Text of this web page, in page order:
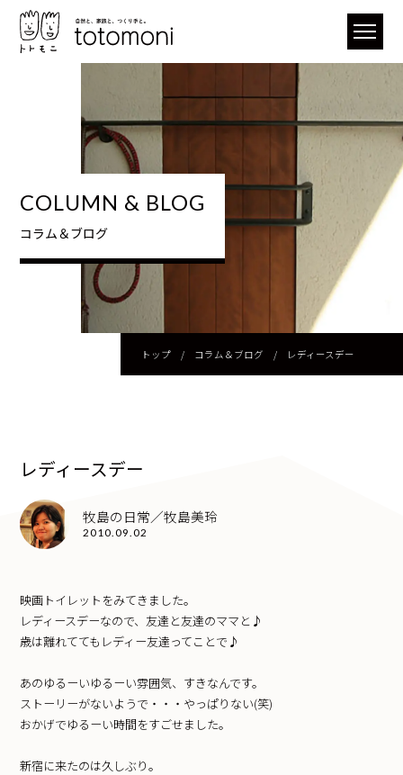
COLUMN & BLOG
コラム＆ブログ
トップ/ コラム＆ブログ / レディースデー
レディースデー
牧島の日常／牧島美玲
2010.09.02
映画トイレットをみてきました。
レディースデーなので、友達と友達のママと♪
歳は離れててもレディー友達ってことで♪
あのゆるーいゆるーい雰囲気、すきなんです。
ストーリーがないようで・・・やっぱりない(笑)
おかげでゆるーい時間をすごせました。
新宿に来たのは久しぶり。